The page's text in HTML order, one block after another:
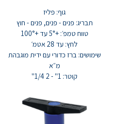
גוף: פליז
תבריג: פנים - פנים, פנים - חוץ
טווח טמפ׳: +5° עד +100°
לחץ: עד 28 אטמ׳
שימושים: ברז כדורי עם ידית מוגבהת
מ״א
קוטר: 1" - 2 1/4"